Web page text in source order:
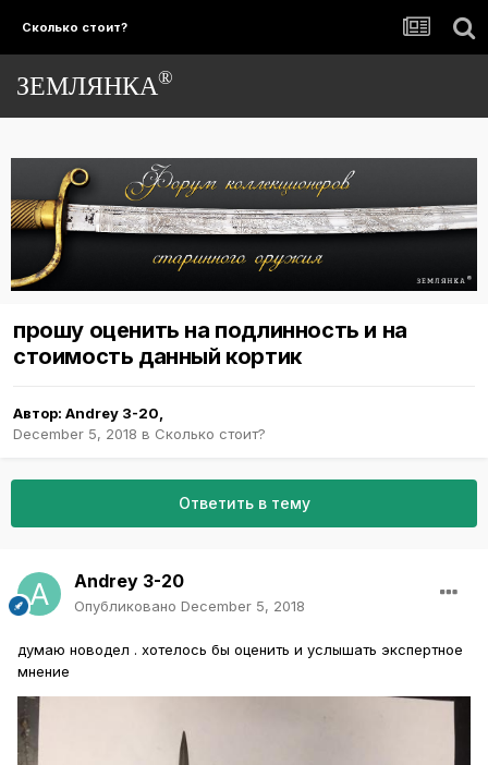
Сколько стоит?
ЗЕМЛЯНКА®
прошу оценить на подлинность и на
стоимость данный кортик
Автор: Andrey 3-20
December 5, 2018 в Сколько стоит?
Ответить в тему
Andrey 3-20
Опубликовано December 5, 2018
думаю новодел . хотелось бы оценить и услышать экспертное
мнение